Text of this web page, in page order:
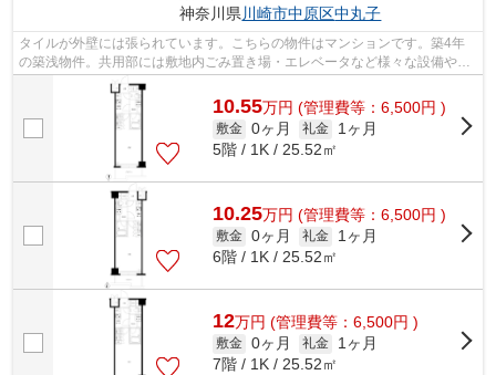
神奈川県 川崎市中原区中丸子
タイルが外壁には張られています。こちらの物件はマンションです。築4年
の築浅物件。共用部には敷地内ごみ置き場・エレベータなど様々な設備やサ
ービスが揃っているので便利です。駅か...
10.55万円 (管理費等：6,500円 )
敷金 0ヶ月 礼金
1ヶ月
5階 / 1K / 25.52㎡
10.25万円 (管理費等：6,500円 )
敷金 0ヶ月 礼金
1ヶ月
6階 / 1K / 25.52㎡
12万円 (管理費等：6,500円 )
敷金 0ヶ月 礼金
1ヶ月
7階 / 1K / 25.52㎡